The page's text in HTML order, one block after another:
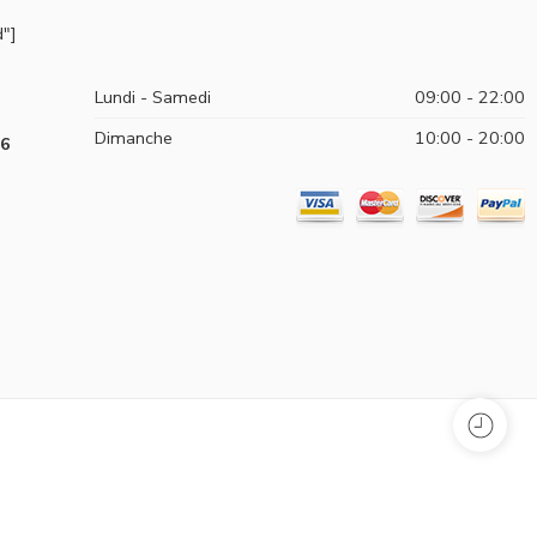
Lundi - Samedi
09:00 - 22:00
Dimanche
10:00 - 20:00